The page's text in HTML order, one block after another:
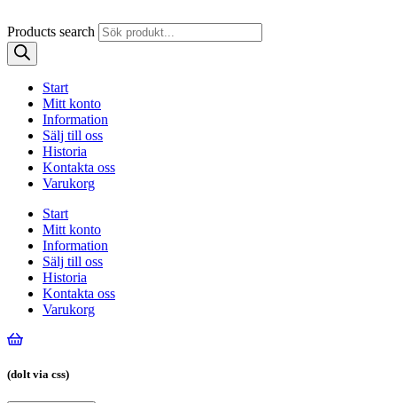
Products search
Start
Mitt konto
Information
Sälj till oss
Historia
Kontakta oss
Varukorg
Start
Mitt konto
Information
Sälj till oss
Historia
Kontakta oss
Varukorg
(dolt via css)